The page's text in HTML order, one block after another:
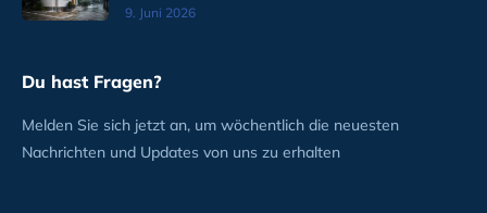
9. Juni 2026
Du hast Fragen?
Melden Sie sich jetzt an, um wöchentlich die neuesten
Nachrichten und Updates von uns zu erhalten